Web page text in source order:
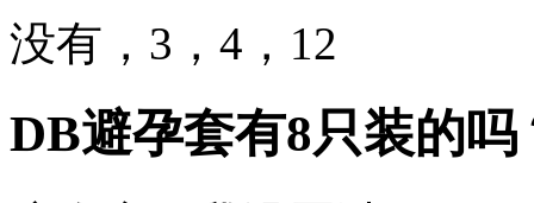
没有，3，4，12
DB避孕套有8只装的吗